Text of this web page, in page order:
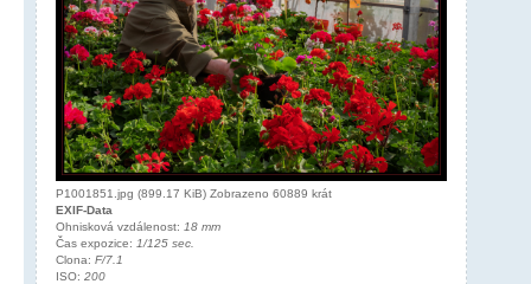
P1001851.jpg (899.17 KiB) Zobrazeno 60889 krát
EXIF-Data
Ohnisková vzdálenost: 18 mm
Čas expozice: 1/125 sec.
Clona: F/7.1
ISO: 200